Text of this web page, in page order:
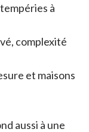
à
complexité
et maisons
aussi à une